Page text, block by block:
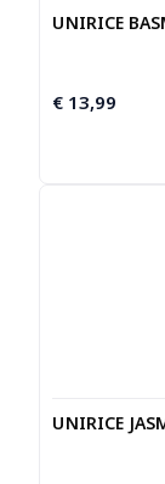
UNIRICE
€ 13,99
UNIRICE